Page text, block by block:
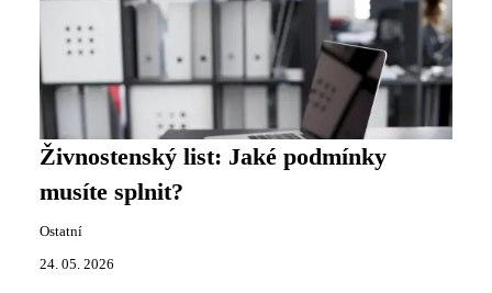
Živnostenský list: Jaké podmínky
musíte splnit?
Ostatní
24. 05. 2026